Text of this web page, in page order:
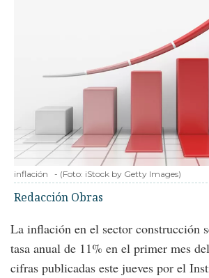
inflación - (Foto: iStock by Getty Images)
Redacción Obras
La inflación en el sector construcción
tasa anual de 11% en el primer mes
cifras publicadas este jueves por el